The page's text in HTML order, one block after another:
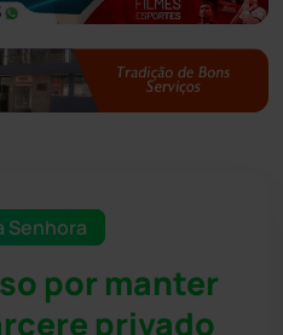
Senhora
por manter
privado